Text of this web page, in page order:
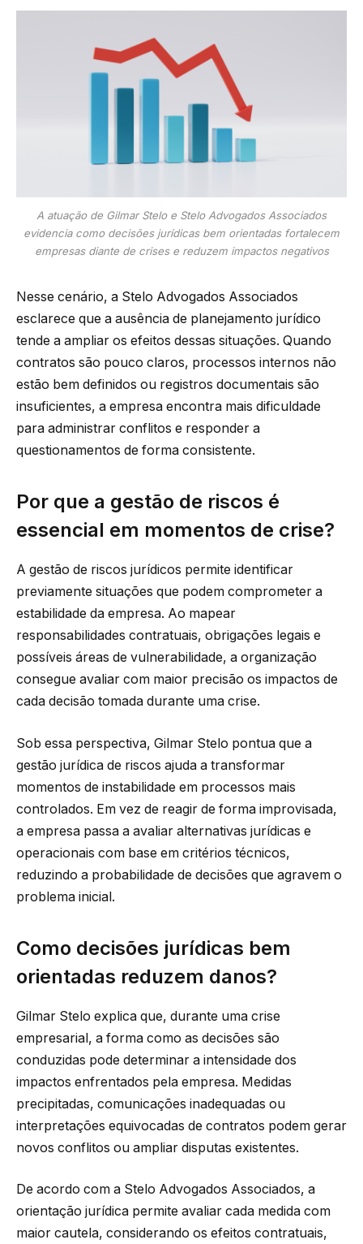
A atuação de Gilmar Stelo e Stelo Advogados Associados
evidencia como decisões jurídicas bem orientadas fortalecem
empresas diante de crises e reduzem impactos negativos
Nesse cenário, a Stelo Advogados Associados
esclarece que a ausência de planejamento jurídico
tende a ampliar os efeitos dessas situações. Quando
contratos são pouco claros, processos internos não
estão bem definidos ou registros documentais são
insuficientes, a empresa encontra mais dificuldade
para administrar conflitos e responder a
questionamentos de forma consistente.
Por que a gestão de riscos é
essencial em momentos de crise?
A gestão de riscos jurídicos permite identificar
previamente situações que podem comprometer a
estabilidade da empresa. Ao mapear
responsabilidades contratuais, obrigações legais e
possíveis áreas de vulnerabilidade, a organização
consegue avaliar com maior precisão os impactos de
cada decisão tomada durante uma crise.
Sob essa perspectiva, Gilmar Stelo pontua que a
gestão jurídica de riscos ajuda a transformar
momentos de instabilidade em processos mais
controlados. Em vez de reagir de forma improvisada,
a empresa passa a avaliar alternativas jurídicas e
operacionais com base em critérios técnicos,
reduzindo a probabilidade de decisões que agravem o
problema inicial.
Como decisões jurídicas bem
orientadas reduzem danos?
Gilmar Stelo explica que, durante uma crise
empresarial, a forma como as decisões são
conduzidas pode determinar a intensidade dos
impactos enfrentados pela empresa. Medidas
precipitadas, comunicações inadequadas ou
interpretações equivocadas de contratos podem gerar
novos conflitos ou ampliar disputas existentes.
De acordo com a Stelo Advogados Associados, a
orientação jurídica permite avaliar cada medida com
maior cautela, considerando os efeitos contratuais,